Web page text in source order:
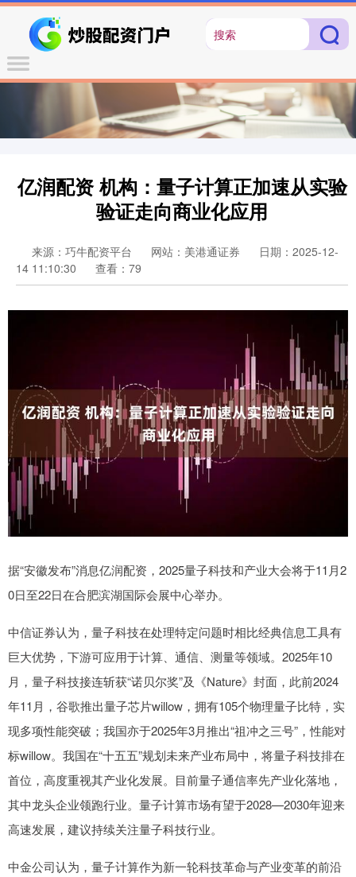
亿润配资 机构：量子计算正加速从实验
验证走向商业化应用
来源：巧牛配资平台 网站：美港通证券
日期：2025-12-
14 11:10:30
查看：79
据“安徽发布”消息亿润配资，2025量子科技和产业大会将于11月2
0日至22日在合肥滨湖国际会展中心举办。
中信证券认为，量子科技在处理特定问题时相比经典信息工具有
巨大优势，下游可应用于计算、通信、测量等领域。2025年10
月，量子科技接连斩获“诺贝尔奖”及《Nature》封面，此前2024
年11月，谷歌推出量子芯片willow，拥有105个物理量子比特，实
现多项性能突破；我国亦于2025年3月推出“祖冲之三号”，性能对
标willow。我国在“十五五”规划未来产业布局中，将量子科技排在
首位，高度重视其产业化发展。目前量子通信率先产业化落地，
其中龙头企业领跑行业。量子计算市场有望于2028—2030年迎来
高速发展，建议持续关注量子科技行业。
中金公司认为，量子计算作为新一轮科技革命与产业变革的前沿